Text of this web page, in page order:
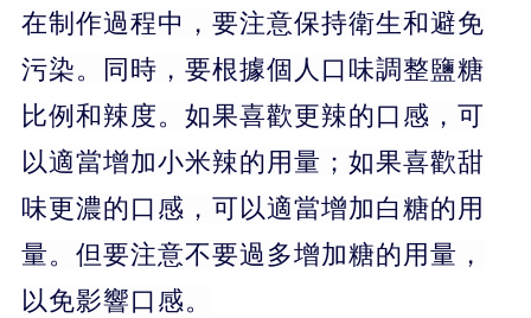
在制作過程中，要注意保持衛生和避免
污染。同時，要根據個人口味調整鹽糖
比例和辣度。如果喜歡更辣的口感，可
以適當增加小米辣的用量；如果喜歡甜
味更濃的口感，可以適當增加白糖的用
量。但要注意不要過多增加糖的用量，
以免影響口感。